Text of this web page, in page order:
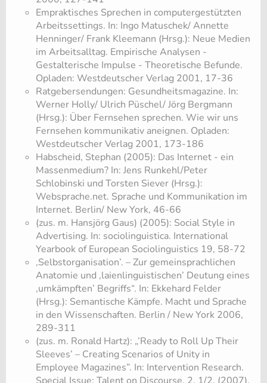
Empraktisches Sprechen in computergestützten
Arbeitssettings. In: Ingo Matuschek/ Annette
Henninger/ Frank Kleemann (Hrsg.): Neue Medien
im Arbeitsalltag. Empirische Analysen -
Gestalterische Impulse - Theoretische Befunde.
Opladen: Westdeutscher Verlag 2001, 17-36
Ratgebersendungen: Gesundheitsmagazine. In:
Werner Holly/ Ulrich Püschel/ Jörg Bergmann
(Hrsg.): Über Fernsehen sprechen. Wie wir uns
Fernsehen kommunikativ aneignen. Opladen:
Westdeutscher Verlag 2001, 173-186
Habscheid, Stephan (2005): Das Internet - ein
Massenmedium? In: Jens Runkehl/Peter
Schlobinski und Torsten Siever (Hrsg.):
Websprache.net. Sprache und Kommunikation im
Internet. Berlin/ New York, 46-66
(zus. m. Hansjörg Gaus) (2005): Social Style in
Advertising. In: sociolinguistica. International
Yearbook of European Sociolinguistics 19, 58-72
‚Selbstorganisation’. – Zur gemeinsprachlichen
Anatomie und ‚laienlinguistischen’ Deutung eines
‚umkämpften’ Begriffs“. In: Ekkehard Felder
(Hrsg.): Semantische Kämpfe. Macht und Sprache
in den Wissenschaften. Berlin / New York 2006,
289-311
(zus. m. Ronald Hartz): „’Ready to Roll Up Their
Sleeves’ – Creating Scenarios of Unity in
Employee Magazines”. In: Intervention Research.